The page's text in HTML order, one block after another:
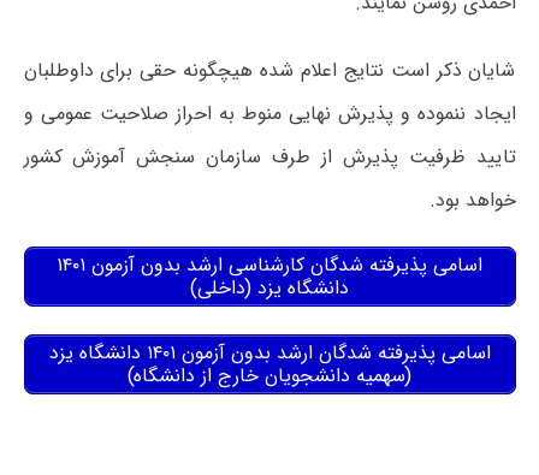
شایان ذکر است نتایج اعلام شده هیچگونه حقی برای داوطلبان
ایجاد ننموده و پذیرش نهایی منوط به احراز صلاحیت عمومی و
تایید ظرفیت پذیرش از طرف سازمان سنجش آموزش کشور
خواهد بود.
اسامی پذیرفته شدگان کارشناسی ارشد بدون آزمون ۱۴۰۱
دانشگاه یزد (داخلی)
اسامی پذیرفته شدگان ارشد بدون آزمون ۱۴۰۱ دانشگاه یزد
(سهمیه دانشجویان خارج از دانشگاه)